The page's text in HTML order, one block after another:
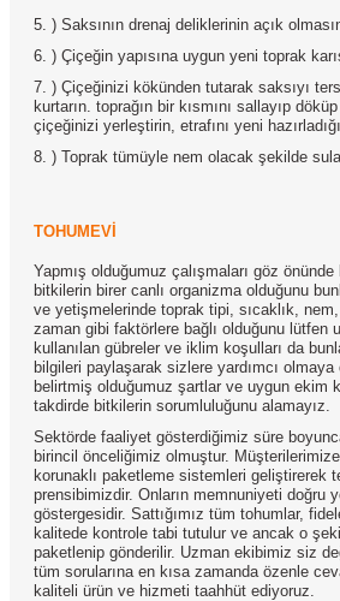
5. ) Saksının drenaj deliklerinin açık
6. ) Çiçeğin yapısına uygun yeni toprak
7. ) Çiçeğinizi kökünden tutarak saksıyı
kurtarın. toprağın bir kısmını sallayıp
çiçeğinizi yerleştirin, etrafını yeni
8. ) Toprak tümüyle nem olacak şekilde
TOHUMEVİ
Yapmış olduğumuz çalışmaları göz
bitkilerin birer canlı organizma olduğunu
ve yetişmelerinde toprak tipi, sıcaklık,
zaman gibi faktörlere bağlı olduğunu lütfen
kullanılan gübreler ve iklim koşulları da
bilgileri paylaşarak sizlere yardımcı olmaya
belirtmiş olduğumuz şartlar ve uygun ekim
takdirde bitkilerin sorumluluğunu alamayız.
Sektörde faaliyet gösterdiğimiz süre
birincil önceliğimiz olmuştur.
korunaklı paketleme sistemleri geliştirerek
prensibimizdir. Onların memnuniyeti doğru
göstergesidir. Sattığımız tüm tohumlar,
kalitede kontrole tabi tutulur ve ancak o
paketlenip gönderilir. Uzman ekibimiz siz
tüm sorularına en kısa zamanda özenle
kaliteli ürün ve hizmeti taahhüt ediyoruz.